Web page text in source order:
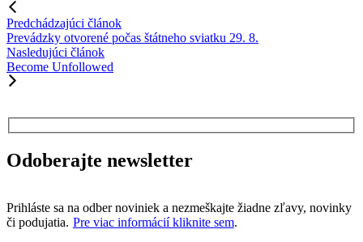
Predchádzajúci článok
Prevádzky otvorené počas štátneho sviatku 29. 8.
Nasledujúci článok
Become Unfollowed
Odoberajte newsletter
Prihláste sa na odber noviniek a nezmeškajte žiadne zľavy, novinky
či podujatia. Pre viac informácií kliknite sem.